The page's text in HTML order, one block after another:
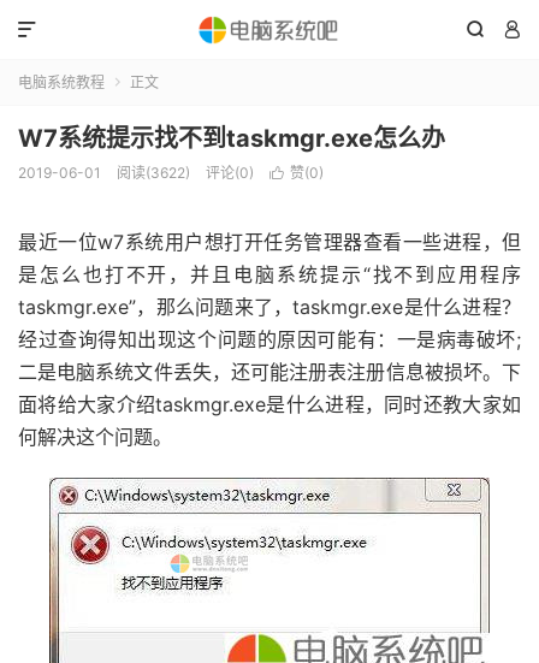
 

电脑系统教程  正文
W7系统提示找不到taskmgr.exe怎么办
2019-06-01 阅读(3622) 评论(0)  赞(0)
最近一位w7系统用户想打开任务管理器查看一些进程，但
是怎么也打不开，并且电脑系统提示“找不到应用程序
taskmgr.exe”，那么问题来了，taskmgr.exe是什么进程？
经过查询得知出现这个问题的原因可能有：一是病毒破坏;
二是电脑系统文件丢失，还可能注册表注册信息被损坏。下
面将给大家介绍taskmgr.exe是什么进程，同时还教大家如
何解决这个问题。